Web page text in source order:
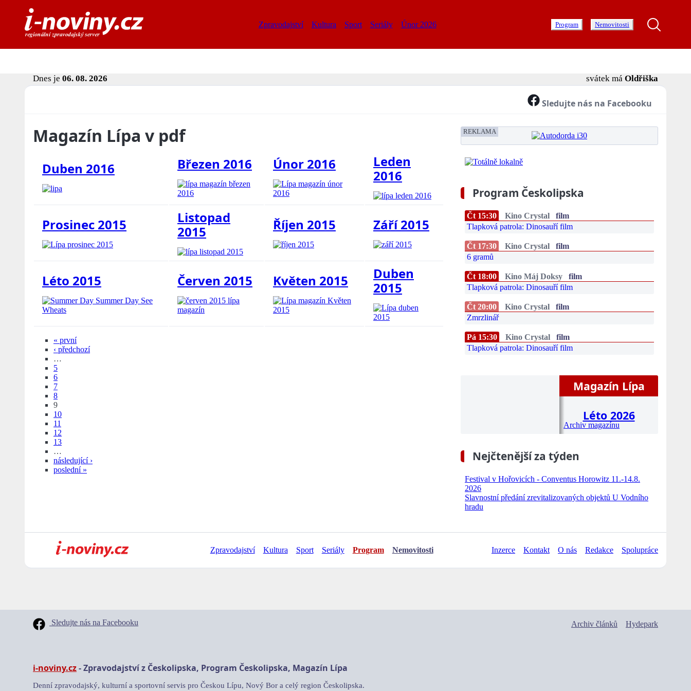
Zpravodajství Kultura Sport Seriály Únor 2026 Program Nemovitosti
Dnes je 06. 08. 2026 svátek má Oldřiška
Sledujte nás na Facebooku
Magazín Lípa v pdf
Duben 2016 Březen 2016 Únor 2016
Leden
2016
Prosinec 2015
Listopad
2015
Říjen 2015 Září 2015
Léto 2015 Červen 2015 Květen 2015
Duben
2015
« první
‹ předchozí
…
5
6
7
8
9
10
11
12
13
…
následující ›
poslední »
REKLAMA
Program Českolipska
Čt 15:30 Kino Crystal
film
Tlapková patrola: Dinosauří film
Čt 17:30 Kino Crystal
film
6 gramů
Čt 18:00 Kino Máj Doksy
film
Tlapková patrola: Dinosauří film
Čt 20:00 Kino Crystal
film
Zmrzlinář
Pá 15:30 Kino Crystal
film
Tlapková patrola: Dinosauří film
Magazín Lípa
Léto 2026
Archiv magazínu
Nejčtenější za týden
Festival v Hořovicích - Conventus Horowitz 11.-14.8.
2026
Slavnostní předání zrevitalizovaných objektů U Vodního
hradu
Zpravodajství Kultura Sport Seriály Program Nemovitosti Inzerce Kontakt O nás Redakce Spolupráce
Sledujte nás na Facebooku Archiv článků Hydepark
i-noviny.cz- Zpravodajství z Českolipska, Program Českolipska, Magazín Lípa
Denní zpravodajský, kulturní a sportovní servis pro Českou Lípu, Nový Bor a celý region Českolipska.